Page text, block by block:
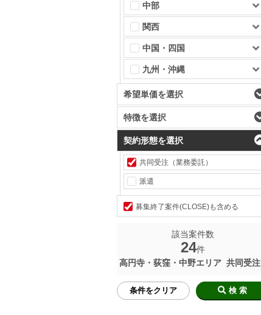
中部
関西
中国・四国
九州・沖縄
希望単価を選択
特徴を選択
契約形態を選択
共同受注（業務委託）
派遣
募集終了案件(CLOSE)も含める
該当案件数
24件
高円寺・荻窪・中野エリア 共同受注
条件をクリア 検 索